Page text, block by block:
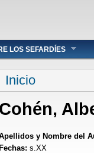
LOS SEFARDÍES
Se encuentra
Inicio
Cohén,
y Nombre del
s.XX